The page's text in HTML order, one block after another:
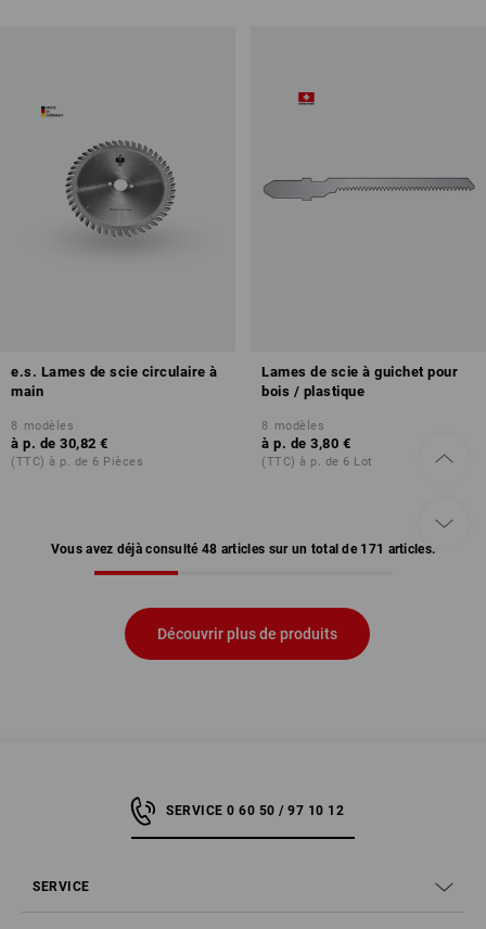
e.s. Lames de scie circulaire à
main
8 modèles
à p. de 30,82 €
(TTC) à p. de 6 Pièces
Lames de scie à guichet pour
bois / plastique
8 modèles
à p. de 3,80 €
(TTC) à p. de 6 Lot
Vous avez déjà consulté 48 articles sur un total de 171 articles.
Découvrir plus de produits
SERVICE 0 60 50 / 97 10 12
SERVICE